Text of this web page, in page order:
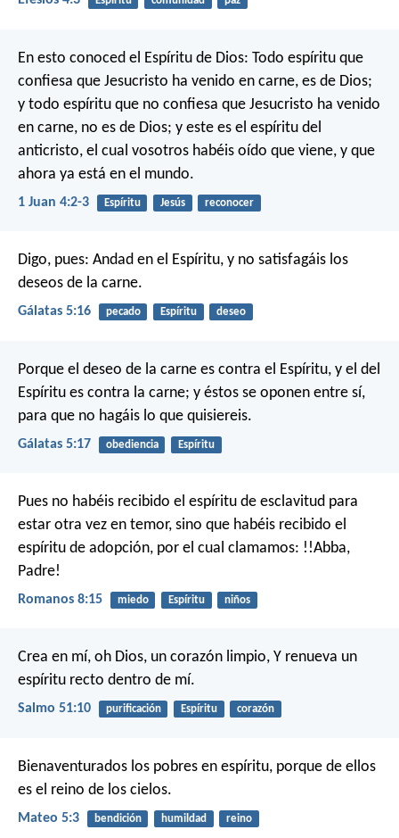
En esto conoced el Espíritu de Dios: Todo espíritu que
confiesa que Jesucristo ha venido en carne, es de Dios;
y todo espíritu que no confiesa que Jesucristo ha venido
en carne, no es de Dios; y este es el espíritu del
anticristo, el cual vosotros habéis oído que viene, y que
ahora ya está en el mundo.
1 Juan 4:2-3 Espíritu Jesús reconocer
Digo, pues: Andad en el Espíritu, y no satisfagáis los
deseos de la carne.
Gálatas 5:16 pecado Espíritu deseo
Porque el deseo de la carne es contra el Espíritu, y el del
Espíritu es contra la carne; y éstos se oponen entre sí,
para que no hagáis lo que quisiereis.
Gálatas 5:17 obediencia Espíritu
Pues no habéis recibido el espíritu de esclavitud para
estar otra vez en temor, sino que habéis recibido el
espíritu de adopción, por el cual clamamos: !!Abba,
Padre!
Romanos 8:15 miedo Espíritu niños
Crea en mí, oh Dios, un corazón limpio, Y renueva un
espíritu recto dentro de mí.
Salmo 51:10 purificación Espíritu corazón
Bienaventurados los pobres en espíritu, porque de ellos
es el reino de los cielos.
Mateo 5:3 bendición humildad reino